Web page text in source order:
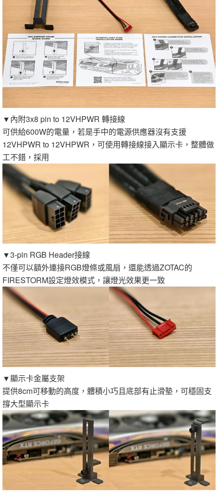
▼內附3x8 pin to 12VHPWR 轉接線
可供給600W的電量，若是手中的電源供應器沒有支援
12VHPWR to 12VHPWR，可使用轉接線接入顯示卡，整體做
工不錯，採用
▼3-pin RGB Header接線
不僅可以額外連接RGB燈條或風扇，還能透過ZOTAC的
FIRESTORM設定燈效模式，讓燈光效果更一致
▼顯示卡金屬支架
提供8cm可移動的高度，體積小巧且底部有止滑墊，可穩固支
撐大型顯示卡